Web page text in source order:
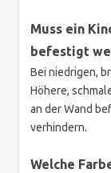
Muss ein
befestigt
Bei niedrigen,
Höhere,
an der Wand
verhindern.
Welche